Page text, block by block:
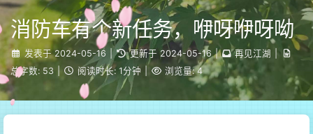
消防车有个新任务，咿呀咿呀呦
发表于 2024-05-16 | 更新于 2024-05-16 | 再见江湖
总字数: 53 阅读时长: 1分钟 浏览量: 4